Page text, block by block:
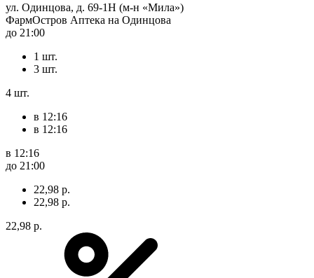
ул. Одинцова, д. 69-1Н (м-н «Мила»)
ФармОстров Аптека на Одинцова
до 21:00
1 шт.
3 шт.
4 шт.
в 12:16
в 12:16
в 12:16
до 21:00
22,98 р.
22,98 р.
22,98 р.